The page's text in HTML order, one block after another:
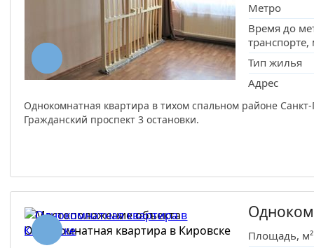
Метро
Время до
Тип жилья
Адрес
Однокомнатная квартира в тихом спальном районе
Гражданский проспект 3 остановки.
Площадь, м²